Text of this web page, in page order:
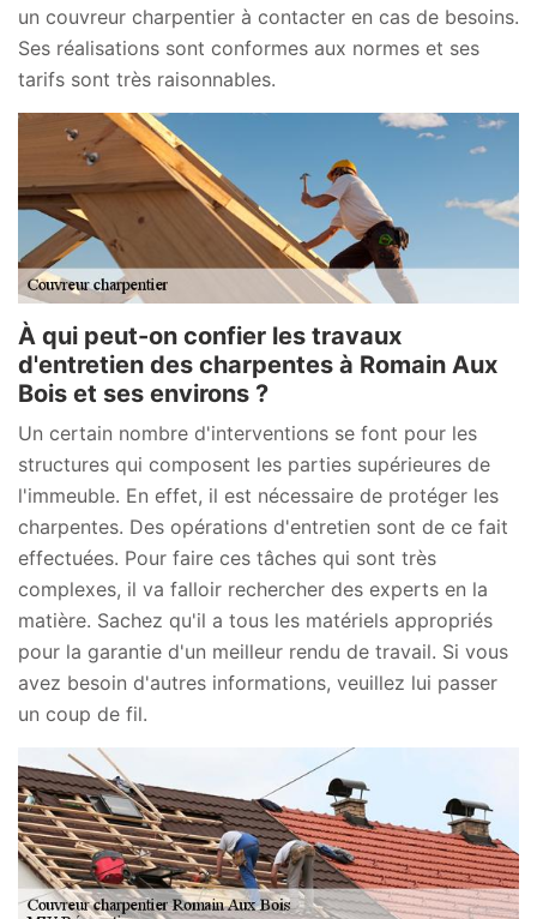
un couvreur charpentier à contacter en cas de besoins.
Ses réalisations sont conformes aux normes et ses
tarifs sont très raisonnables.
À qui peut-on confier les travaux
d'entretien des charpentes à Romain Aux
Bois et ses environs ?
Un certain nombre d'interventions se font pour les
structures qui composent les parties supérieures de
l'immeuble. En effet, il est nécessaire de protéger les
charpentes. Des opérations d'entretien sont de ce fait
effectuées. Pour faire ces tâches qui sont très
complexes, il va falloir rechercher des experts en la
matière. Sachez qu'il a tous les matériels appropriés
pour la garantie d'un meilleur rendu de travail. Si vous
avez besoin d'autres informations, veuillez lui passer
un coup de fil.